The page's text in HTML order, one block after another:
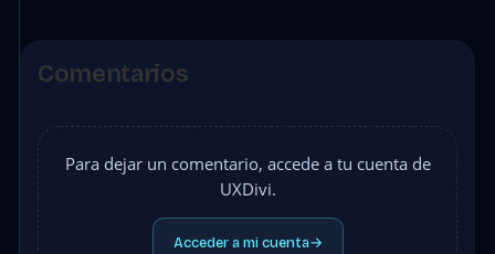
Comentarios
Para dejar un comentario, accede a tu cuenta de
UXDivi.
Acceder a mi cuenta→